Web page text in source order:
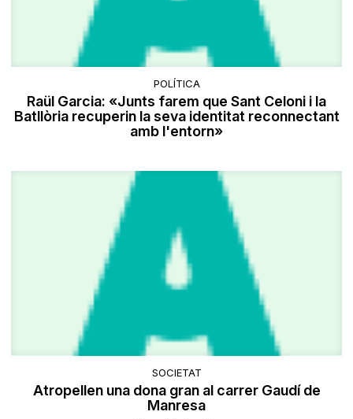
POLÍTICA
Raül Garcia: «Junts farem que Sant Celoni i la
Batllòria recuperin la seva identitat reconnectant
amb l'entorn»
SOCIETAT
Atropellen una dona gran al carrer Gaudí de
Manresa